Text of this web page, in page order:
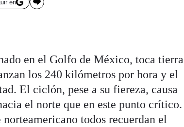
en
en el Golfo de México, toca tierra
los 240 kilómetros por hora y el
El ciclón, pese a su fiereza, causa
el norte que en este punto crítico.
todos recuerdan el